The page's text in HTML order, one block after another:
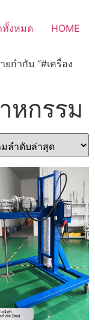
ทั้งหมด HOME
กำกับ “#เครื่อง
หกรรม